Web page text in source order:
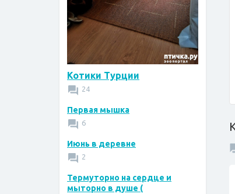
Котики Турции
24
Первая мышка
6
Июнь в деревне
2
Термуторно на сердце и
мыторно в душе (